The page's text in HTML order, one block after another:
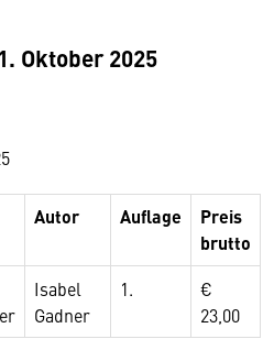
Oktober 2025
Autor Auflage
Preis
brutto
Isabel
Gadner
1.
€
23,00